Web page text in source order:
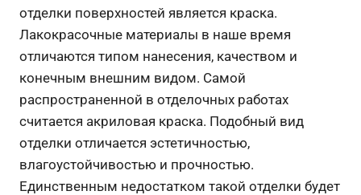
отделки поверхностей является краска.
Лакокрасочные материалы в наше время
отличаются типом нанесения, качеством и
конечным внешним видом. Самой
распространенной в отделочных работах
считается акриловая краска. Подобный вид
отделки отличается эстетичностью,
влагоустойчивостью и прочностью.
Единственным недостатком такой отделки будет